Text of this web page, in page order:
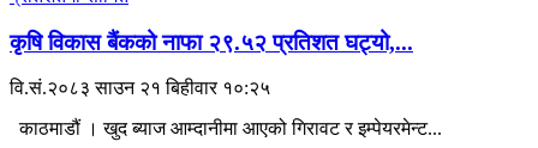
कृषि विकास बैंकको नाफा २९.५२ प्रतिशत घट्यो,...
वि.सं.२०८३ साउन २१ बिहीवार १०:२५
काठमाडौं । खुद ब्याज आम्दानीमा आएको गिरावट र इम्पेयरमेन्ट...